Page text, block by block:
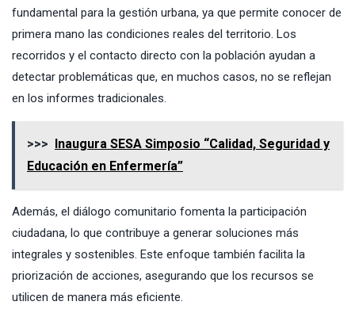
fundamental para la gestión urbana, ya que permite conocer de
primera mano las condiciones reales del territorio. Los
recorridos y el contacto directo con la población ayudan a
detectar problemáticas que, en muchos casos, no se reflejan
en los informes tradicionales.
>>> Inaugura SESA Simposio “Calidad, Seguridad y
Educación en Enfermería”
Además, el diálogo comunitario fomenta la participación
ciudadana, lo que contribuye a generar soluciones más
integrales y sostenibles. Este enfoque también facilita la
priorización de acciones, asegurando que los recursos se
utilicen de manera más eficiente.